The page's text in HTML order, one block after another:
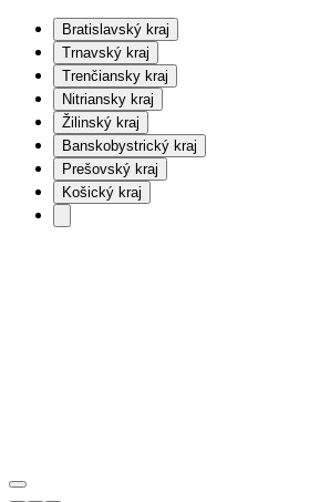
Bratislavský kraj
Trnavský kraj
Trenčiansky kraj
Nitriansky kraj
Žilinský kraj
Banskobystrický kraj
Prešovský kraj
Košický kraj